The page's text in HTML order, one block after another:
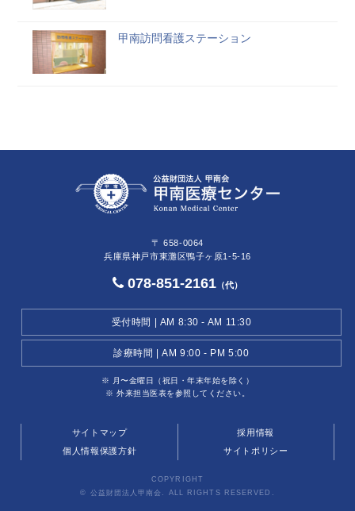
甲南訪問看護ステーション
〒 658-0064
兵庫県神戸市東灘区鴨子ヶ原1-5-16
078-851-2161 （代）
受付時間 | AM 8:30 - AM 11:30
診療時間 | AM 9:00 - PM 5:00
※ 月〜金曜日（祝日・年末年始を除く）
※ 外来担当医表を参照してください。
サイトマップ
採用情報
個人情報保護方針
サイトポリシー
COPYRIGHT
© 公益財団法人甲南会. ALL RIGHTS RESERVED.